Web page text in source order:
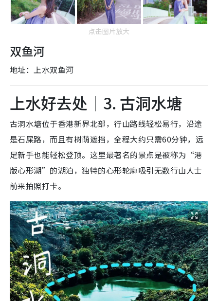
点击图片放大
双鱼河
地址：上水双鱼河
上水好去处｜3. 古洞水塘
古洞水塘位于香港新界北部，行山路线轻松易行，沿途
是石屎路，而且有树荫遮挡，全程大约只需60分钟，远
足新手也能轻松登顶。这里最著名的景点是被称为“港
版心形湖”的湖泊，独特的心形轮廓吸引无数行山人士
前来拍照打卡。